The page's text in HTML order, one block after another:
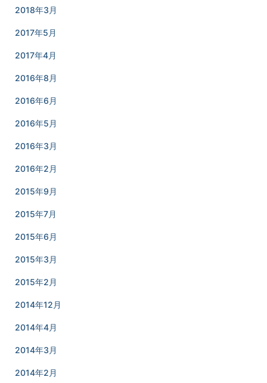
2018年3月
2017年5月
2017年4月
2016年8月
2016年6月
2016年5月
2016年3月
2016年2月
2015年9月
2015年7月
2015年6月
2015年3月
2015年2月
2014年12月
2014年4月
2014年3月
2014年2月